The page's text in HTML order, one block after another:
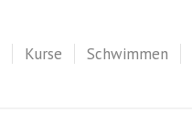
Kurse Schwimmen